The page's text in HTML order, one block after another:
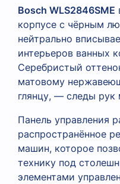
Bosch WLS2846SME
корпусе с чёрным
нейтрально
интерьеров ванных
Серебристый
матовому
глянцу, — следы рук
Панель управления
распространённое
машин, которое
технику под
элементами